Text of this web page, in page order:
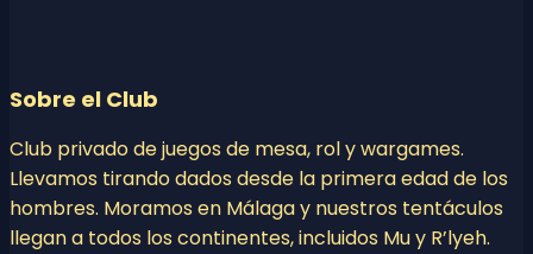
Sobre el Club
Club privado de juegos de mesa, rol y wargames.
Llevamos tirando dados desde la primera edad de los
hombres. Moramos en Málaga y nuestros tentáculos
llegan a todos los continentes, incluidos Mu y R’lyeh.